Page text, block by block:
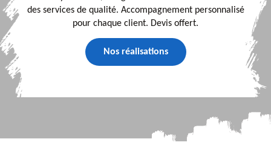
des services de qualité. Accompagnement personnalisé
pour chaque client. Devis offert.
Nos réalisations